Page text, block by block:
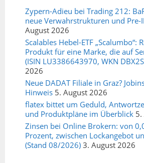
Zypern-Adieu bei Trading 212:
neue Verwahrstrukturen und Pre-
August 2026
Scalables Hebel-ETF „Scalumbo“:
Produkt für eine Marke, die auf
(ISIN LU3386643970, WKN
2026
Neue DADAT Filiale in Graz?
Hinweis 5. August 2026
flatex bittet um Geduld,
und Produktpläne im Überblick
Zinsen bei Online Brokern: von
Prozent, zwischen Lockangebot
(Stand 08/2026) 3. August 2026